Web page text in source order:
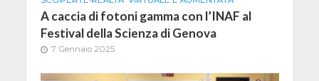
A caccia di fotoni gamma con l’INAF al
Festival della Scienza di Genova
7 Gennaio 2025